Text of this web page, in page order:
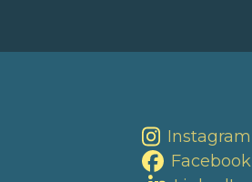
Instagram
Facebook